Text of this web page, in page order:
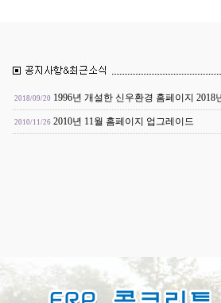
2018/09/20 1996년 개설한 신우환경 홈페이지 2018
2010/11/26 2010년 11월 홈페이지 업그레이드